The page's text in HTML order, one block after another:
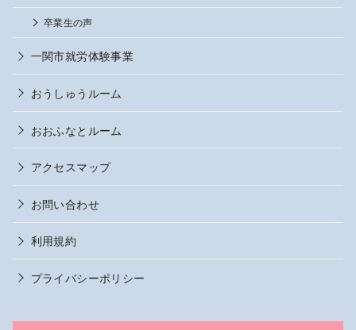
卒業生の声
一関市就労体験事業
おうしゅうルーム
おおふなとルーム
アクセスマップ
お問い合わせ
利用規約
プライバシーポリシー